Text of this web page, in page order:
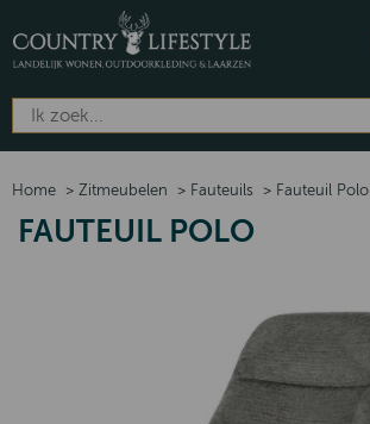
Home > Zitmeubelen > Fauteuils > Fauteuil Polo
FAUTEUIL POLO